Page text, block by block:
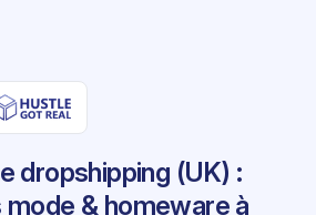
dropshipping (UK) :
& homeware à